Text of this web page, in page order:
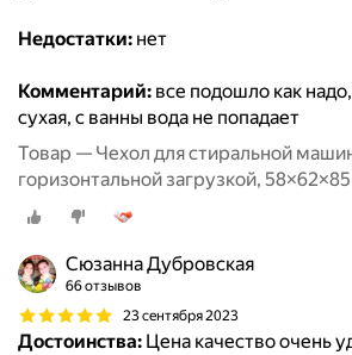
Недостатки: нет
Комментарий: все подошло как
сухая, с ванны вода не попадает
Товар — Чехол для стиральной
горизонтальной загрузкой,
микс
Сюзанна Дубровская
66 отзывов
23 сентября 2023
Достоинства: Цена качество очень